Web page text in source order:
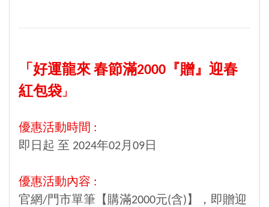
「好運龍來 春節滿2000『贈』迎春
紅包袋」
優惠活動時間 :
即日起 至 2024年02月09日
優惠活動內容 :
官網/門市單筆【購滿2000元(含)】，即贈迎